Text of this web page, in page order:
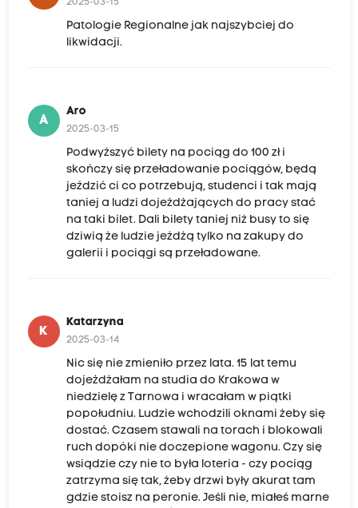
2025-03-15
Patologie Regionalne jak najszybciej do
likwidacji.
A
Aro
2025-03-15
Podwyższyć bilety na pociąg do 100 zł i
skończy się przeładowanie pociągów, będą
jeździć ci co potrzebują, studenci i tak mają
taniej a ludzi dojeżdżających do pracy stać
na taki bilet. Dali bilety taniej niż busy to się
dziwią że ludzie jeżdżą tylko na zakupy do
galerii i pociągi są przeładowane.
K
Katarzyna
2025-03-14
Nic się nie zmieniło przez lata. 15 lat temu
dojeżdżałam na studia do Krakowa w
niedzielę z Tarnowa i wracałam w piątki
popołudniu. Ludzie wchodzili oknami żeby się
dostać. Czasem stawali na torach i blokowali
ruch dopóki nie doczepione wagonu. Czy się
wsiądzie czy nie to była loteria - czy pociąg
zatrzyma się tak, żeby drzwi były akurat tam
gdzie stoisz na peronie. Jeśli nie, miałeś marne